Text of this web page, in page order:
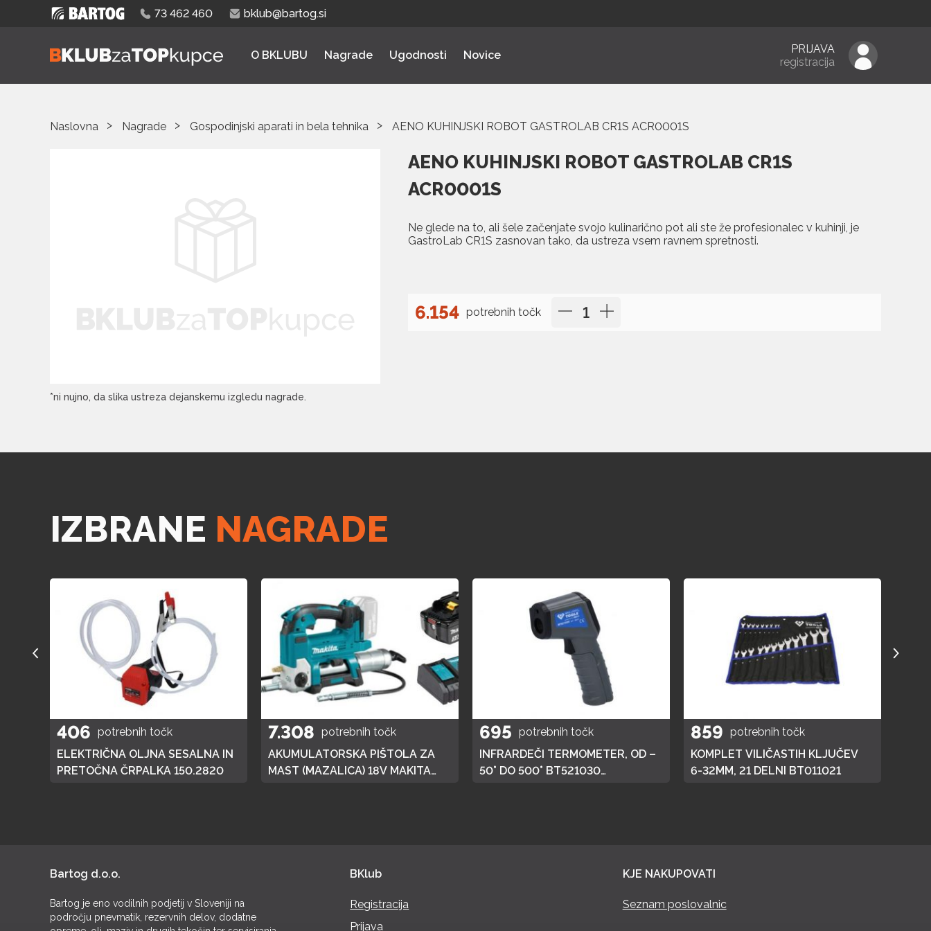
73 462 460 bklub@bartog.si
O BKLUBU Nagrade Ugodnosti Novice
PRIJAVA
registracija
Naslovna Nagrade Gospodinjski aparati in bela tehnika AENO KUHINJSKI ROBOT GASTROLAB CR1S ACR0001S
*ni nujno, da slika ustreza dejanskemu izgledu nagrade.
AENO KUHINJSKI ROBOT GASTROLAB CR1S
ACR0001S
Ne glede na to, ali šele začenjate svojo kulinarično pot ali ste že profesionalec v kuhinji, je
GastroLab CR1S zasnovan tako, da ustreza vsem ravnem spretnosti.
6.154 potrebnih točk
IZBRANE NAGRADE
406 potrebnih točk
ELEKTRIČNA OLJNA SESALNA IN
PRETOČNA ČRPALKA 150.2820
7.308 potrebnih točk
AKUMULATORSKA PIŠTOLA ZA
MAST (MAZALICA) 18V MAKITA
695 potrebnih točk
INFRARDEČI TERMOMETER, OD –
50° DO 500° BT521030
859 potrebnih točk
KOMPLET VILIČASTIH KLJUČEV
6-32MM, 21 DELNI BT011021
Bartog d.o.o.
Bartog je eno vodilnih podjetij v Sloveniji na
področju pnevmatik, rezervnih delov, dodatne
BKlub
Registracija
Prijava
KJE NAKUPOVATI
Seznam poslovalnic